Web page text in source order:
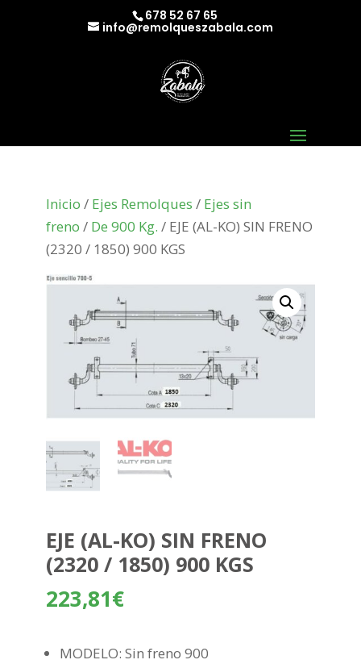
678 52 67 65
info@remolqueszabala.com
Inicio / Ejes Remolques / Ejes sin
freno / De 900 Kg. / EJE (AL-KO) SIN FRENO
(2320 / 1850) 900 KGS
EJE (AL-KO) SIN FRENO
(2320 / 1850) 900 KGS
223,81€
MODELO: Sin freno 900